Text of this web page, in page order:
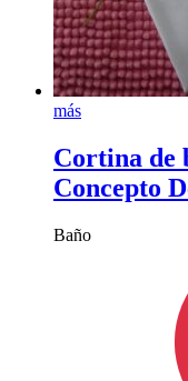
más
Cortina de
Concepto
Baño